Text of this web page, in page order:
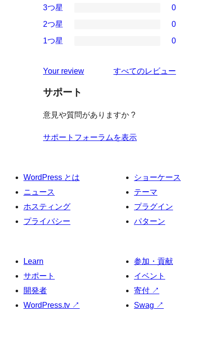
星
レ
ビ
ー
4-
星
レ
ュ
3-
星
ビ
ュ
3つ星 0
2-
レ
ビ
ー
2つ星 0
星
レ
ュ
ー
1つ星 0
Your review すべてのレビュー
サポート
意見や質問がありますか ?
サポートフォーラムを表示
WordPress とは
ニュース
ホスティング
プライバシー
ショーケース
テーマ
プラグイン
パターン
Learn
サポート
開発者
WordPress.tv ↗
参加・貢献
イベント
寄付 ↗
Swag ↗